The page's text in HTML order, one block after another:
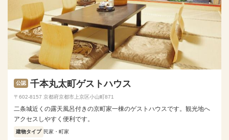
公認 千本丸太町ゲストハウス
〒602-8157 京都府京都市上京区小山町871
二条城近くの露天風呂付きの京町家一棟のゲストハウスです。観光地へ
アクセスしやすく便利です。
建物タイプ 民家・町家